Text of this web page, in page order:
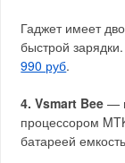
Гаджет имеет
быстрой
990 руб.
4. Vsmart Bee —
процессором
батареей